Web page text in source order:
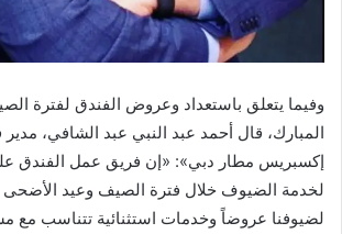
وفيما يتعلق باستعداد وعروض الفندق لفترة
المبارك، قال أحمد عبد النبي عبد الشافي،
إكسبريس مطار دبي»: «إن فريق عمل الفندق
لخدمة الضيوف خلال فترة الصيف وعيد الأضحى
لضيوفنا عروضاً وخدمات استثنائية تتناسب مع